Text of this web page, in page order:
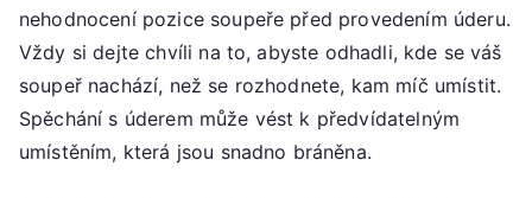
nehodnocení pozice soupeře před provedením úderu.
Vždy si dejte chvíli na to, abyste odhadli, kde se váš
soupeř nachází, než se rozhodnete, kam míč umístit.
Spěchání s úderem může vést k předvídatelným
umístěním, která jsou snadno bráněna.